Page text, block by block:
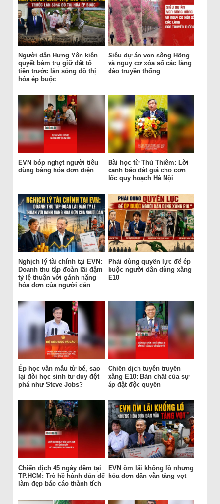
Người dân Hưng Yên kiên
quyết bám trụ giữ đất tổ
tiên trước làn sóng đô thị
hóa ép buộc
Siêu dự án ven sông Hồng
và nguy cơ xóa sổ các làng
đào truyền thống
EVN bóp nghẹt người tiêu
dùng bằng hóa đơn điện
Bài học từ Thủ Thiêm: Lời
cảnh báo đắt giá cho cơn
lốc quy hoạch Hà Nội
Nghịch lý tài chính tại EVN:
Doanh thu tập đoàn lãi đậm
tỷ lệ thuận với gánh nặng
hóa đơn của người dân
Phải dùng quyền lực để ép
buộc người dân dùng xăng
E10
Ép học văn mẫu từ bé, sao
lại đòi học sinh tư duy đột
phá như Steve Jobs?
Chiến dịch tuyên truyền
xăng E10: Bản chất của sự
áp đặt độc quyền
Chiến dịch 45 ngày đêm tại
TP.HCM: Trò hề hành dân để
làm đẹp báo cáo thành tích
EVN ôm lãi khổng lồ nhưng
hóa đơn dân vẫn tăng vọt